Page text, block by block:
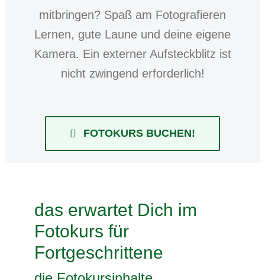
mitbringen? Spaß am Fotografieren
Lernen, gute Laune und deine eigene
Kamera. Ein externer Aufsteckblitz ist
nicht zwingend erforderlich!
FOTOKURS BUCHEN!
das erwartet Dich im
Fotokurs für
Fortgeschrittene